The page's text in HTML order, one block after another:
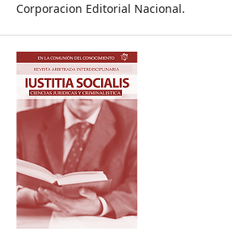
Corporacion Editorial Nacional.